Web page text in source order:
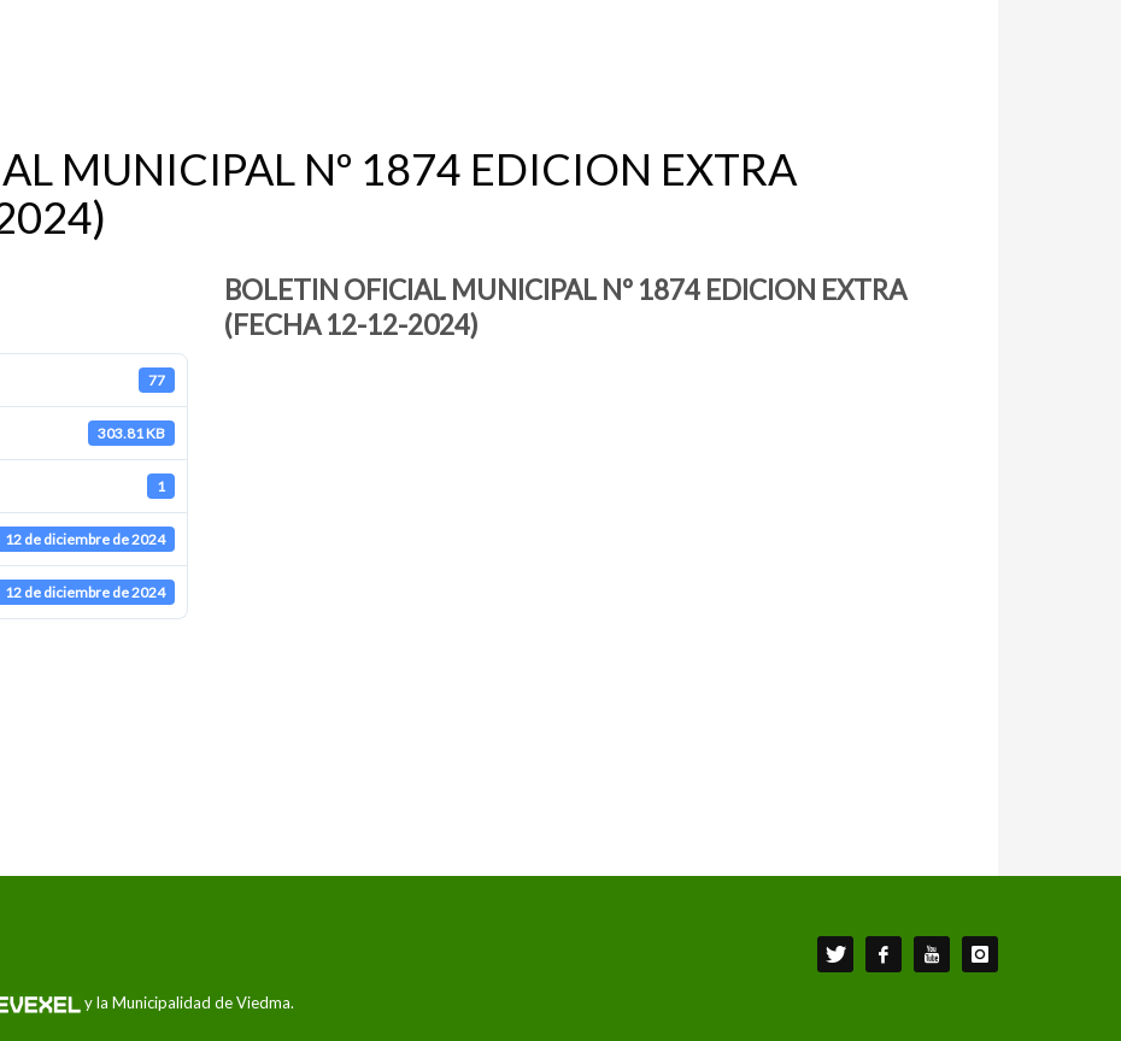
MUNICIPAL Nº 1874 EDICION EXTRA
77
303.81 KB
1
12 de diciembre de 2024
12 de diciembre de 2024
BOLETIN OFICIAL MUNICIPAL Nº 1874 EDICION EXTRA
(FECHA 12-12-2024)
y la Municipalidad de Viedma.